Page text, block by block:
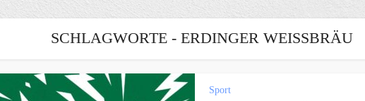
SCHLAGWORTE - ERDINGER WEISSBRÄU
Sport